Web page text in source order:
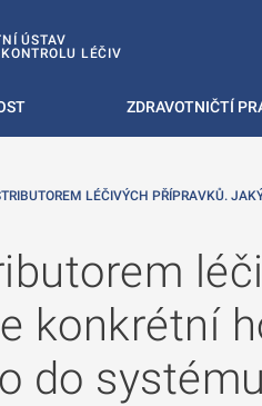
ÚSTAV
KONTROLU LÉČIV
ZDRAVOTNIČTÍ
LÉČIVÝCH PŘÍPRAVKŮ.
konkrétní
do